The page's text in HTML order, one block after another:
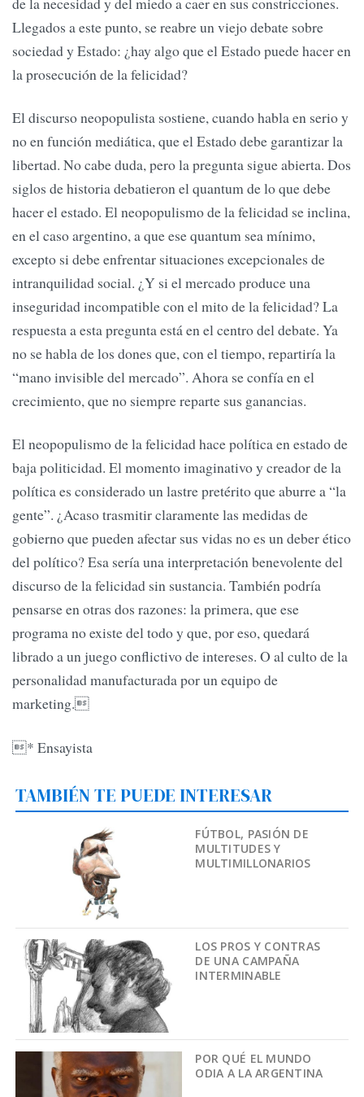
Llegados a este punto, se reabre un viejo debate sobre
sociedad y Estado: ¿hay algo que el Estado puede hacer en
la prosecución de la felicidad?
El discurso neopopulista sostiene, cuando habla en serio y
no en función mediática, que el Estado debe garantizar la
libertad. No cabe duda, pero la pregunta sigue abierta. Dos
siglos de historia debatieron el quantum de lo que debe
hacer el estado. El neopopulismo de la felicidad se inclina,
en el caso argentino, a que ese quantum sea mínimo,
excepto si debe enfrentar situaciones excepcionales de
intranquilidad social. ¿Y si el mercado produce una
inseguridad incompatible con el mito de la felicidad? La
respuesta a esta pregunta está en el centro del debate. Ya
no se habla de los dones que, con el tiempo, repartiría la
“mano invisible del mercado”. Ahora se confía en el
crecimiento, que no siempre reparte sus ganancias.
El neopopulismo de la felicidad hace política en estado de
baja politicidad. El momento imaginativo y creador de la
política es considerado un lastre pretérito que aburre a “la
gente”. ¿Acaso trasmitir claramente las medidas de
gobierno que pueden afectar sus vidas no es un deber ético
del político? Esa sería una interpretación benevolente del
discurso de la felicidad sin sustancia. También podría
pensarse en otras dos razones: la primera, que ese
programa no existe del todo y que, por eso, quedará
librado a un juego conflictivo de intereses. O al culto de la
personalidad manufacturada por un equipo de
marketing.
* Ensayista
TAMBIÉN TE PUEDE INTERESAR
FÚTBOL, PASIÓN DE
MULTITUDES Y
MULTIMILLONARIOS
LOS PROS Y CONTRAS
DE UNA CAMPAÑA
INTERMINABLE
POR QUÉ EL MUNDO
ODIA A LA ARGENTINA